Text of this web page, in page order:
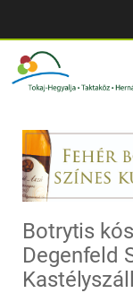
Botrytis
Degenfeld